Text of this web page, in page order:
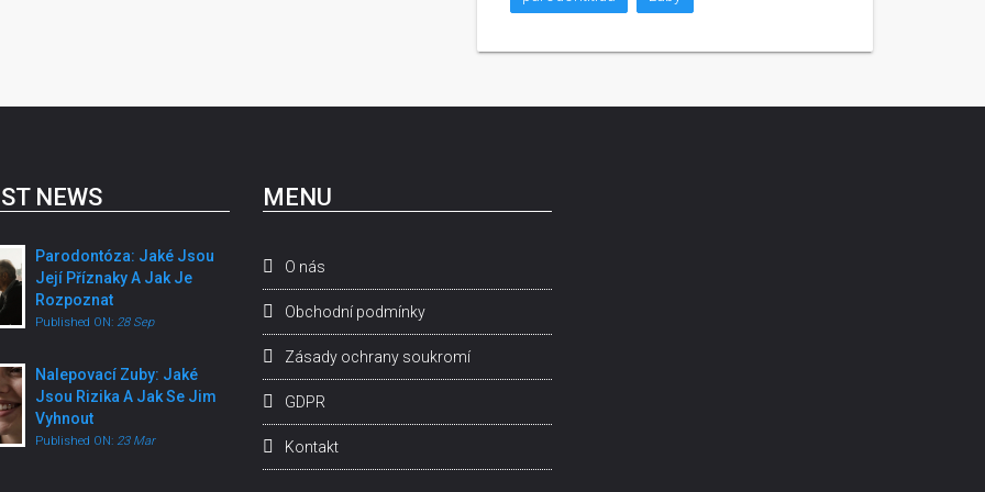
NEWS
Parodontóza: Jaké Jsou
Její Příznaky A Jak Je
Rozpoznat
Published ON: 28 Sep
Nalepovací Zuby: Jaké
Jsou Rizika A Jak Se Jim
Vyhnout
Published ON: 23 Mar
MENU
O nás
Obchodní podmínky
Zásady ochrany soukromí
GDPR
Kontakt